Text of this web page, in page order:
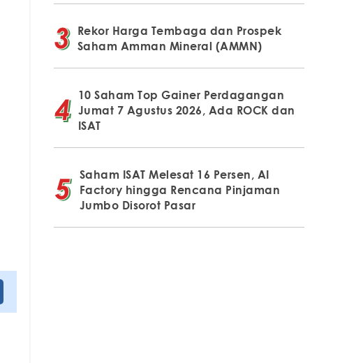
Rekor Harga Tembaga dan Prospek
Saham Amman Mineral (AMMN)
10 Saham Top Gainer Perdagangan
Jumat 7 Agustus 2026, Ada ROCK dan
ISAT
Saham ISAT Melesat 16 Persen, AI
Factory hingga Rencana Pinjaman
Jumbo Disorot Pasar